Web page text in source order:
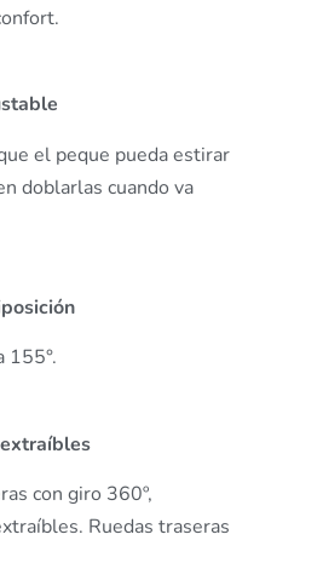
el peque pueda estirar
doblarlas cuando va
155°.
con giro 360º,
Ruedas traseras